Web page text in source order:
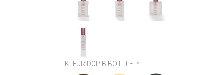
KLEUR DOP B-BOTTLE:*